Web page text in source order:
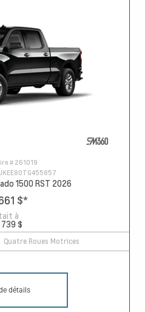
# 261019
1500 RST 2026
$*
à
$
Quatre Roues Motrices
détails